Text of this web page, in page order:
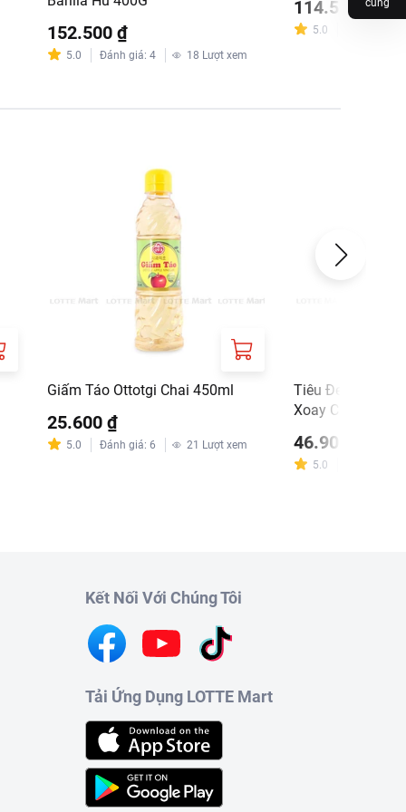
152.500 ₫
5.0 Đánh giá: 4 18 Lượt xem
114.500 ₫
5.0
Giấm Táo Ottotgi Chai 450ml
25.600 ₫
5.0 Đánh giá: 6 21 Lượt xem
Tiêu Đen Hạt
Xoay Choice L
46.900 ₫
5.0
Kết Nối Với Chúng Tôi
Tải Ứng Dụng LOTTE Mart
cùng